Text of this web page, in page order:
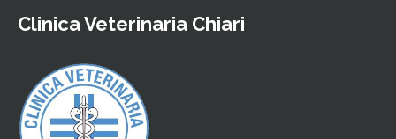
Clinica Veterinaria Chiari